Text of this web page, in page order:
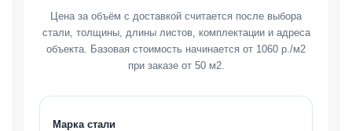
Цена за объём с доставкой считается после выбора
стали, толщины, длины листов, комплектации и адреса
объекта. Базовая стоимость начинается от 1060 р./м2
при заказе от 50 м2.
Марка стали